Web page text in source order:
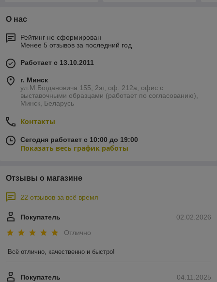
О нас
Рейтинг не сформирован
Менее 5 отзывов за последний год
Работает с 13.10.2011
г. Минск
ул.М.Богдановича 155, 2эт, оф. 212а, офис с
выставочными образцами (работает по согласованию),
Минск, Беларусь
Контакты
Сегодня работает с 10:00 до 19:00
Показать весь график работы
Отзывы о магазине
22 отзывов за всё время
02.02.2026
Покупатель
Отлично
Всё отлично, качественно и быстро!
04.11.2025
Покупатель